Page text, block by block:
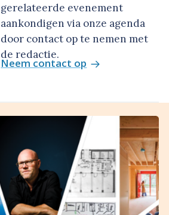
gerelateerde evenement
aankondigen via onze agenda
door contact op te nemen met
de redactie.
Neem contact op